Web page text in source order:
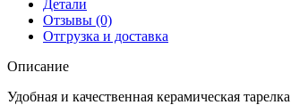
Детали
Отзывы (0)
Отгрузка и доставка
Описание
Удобная и качественная керамическая